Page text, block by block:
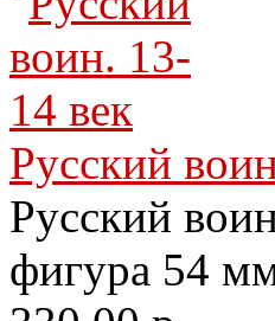
Русский
Русский
фигура 54